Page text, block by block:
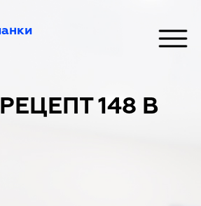
148 В